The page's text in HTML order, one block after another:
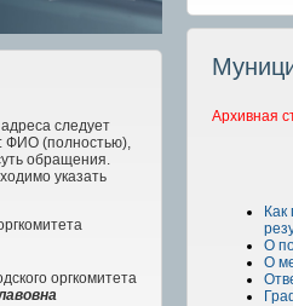
следует
ФИО (полностью),
обращения.
указать
оргкомитета
Архивная
Как
О
О